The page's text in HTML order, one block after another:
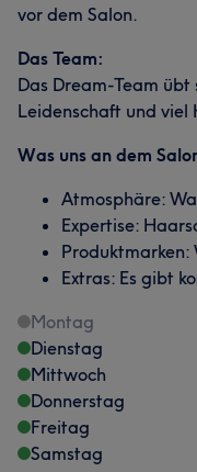
vor dem Salon.
Das Team:
Das Dream-Team
Leidenschaft und viel
Was uns an dem
Atmosphäre:
Expertise:
Produktmarken:
Extras: Es gibt
Montag
Dienstag
Mittwoch
Donnerstag
Freitag
Samstag